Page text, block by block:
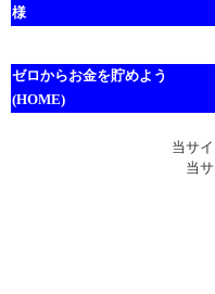
様
ゼロからお金を貯めよう
(HOME)
当サ
当